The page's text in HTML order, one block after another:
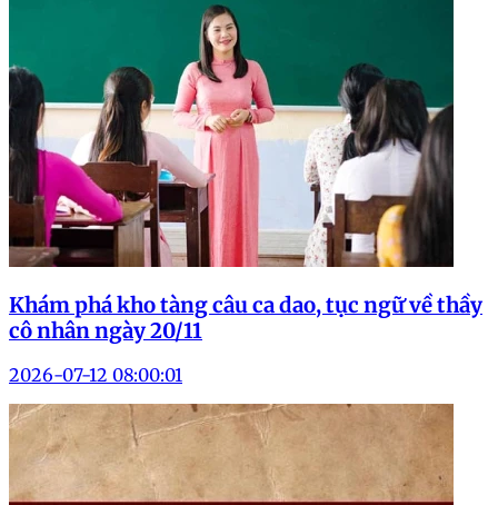
Khám phá kho tàng câu ca dao, tục ngữ về thầy
cô nhân ngày 20/11
2026-07-12 08:00:01